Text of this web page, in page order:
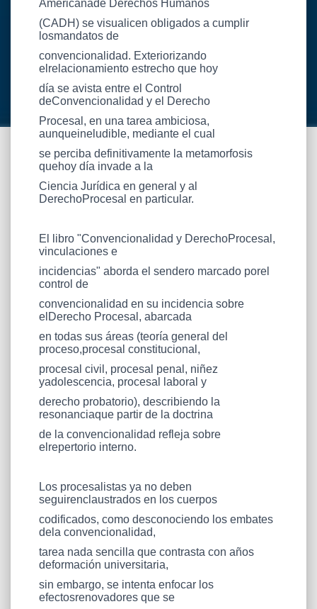
Americanade Derechos Humanos
(CADH) se visualicen obligados a cumplir
losmandatos de
convencionalidad. Exteriorizando
elrelacionamiento estrecho que hoy
día se avista entre el Control
deConvencionalidad y el Derecho
Procesal, en una tarea ambiciosa,
aunqueineludible, mediante el cual
se perciba definitivamente la metamorfosis
quehoy día invade a la
Ciencia Jurídica en general y al
DerechoProcesal en particular.
El libro "Convencionalidad y DerechoProcesal,
vinculaciones e
incidencias" aborda el sendero marcado porel
control de
convencionalidad en su incidencia sobre
elDerecho Procesal, abarcada
en todas sus áreas (teoría general del
proceso,procesal constitucional,
procesal civil, procesal penal, niñez
yadolescencia, procesal laboral y
derecho probatorio), describiendo la
resonanciaque partir de la doctrina
de la convencionalidad refleja sobre
elrepertorio interno.
Los procesalistas ya no deben
seguirenclaustrados en los cuerpos
codificados, como desconociendo los embates
dela convencionalidad,
tarea nada sencilla que contrasta con años
deformación universitaria,
sin embargo, se intenta enfocar los
efectosrenovadores que se